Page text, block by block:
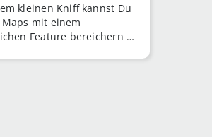
– so rüstest Du …
kleinen Kniff kannst Du
Maps mit einem
Feature bereichern –